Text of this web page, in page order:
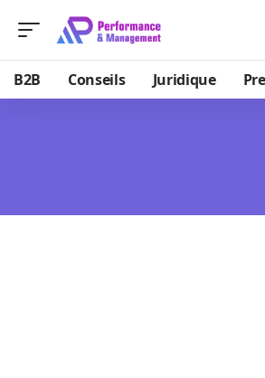
B2B Conseils Juridique